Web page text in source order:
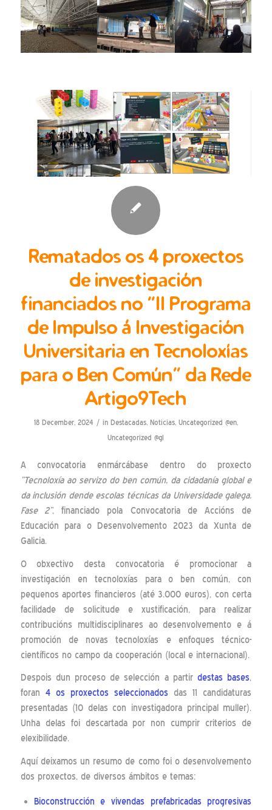
Rematados os 4 proxectos
de investigación
financiados no “II Programa
de Impulso á Investigación
Universitaria en Tecnoloxías
para o Ben Común” da Rede
Artigo9Tech
18 December, 2024 / in Destacadas, Noticias, Uncategorized @en,
Uncategorized @gl
A convocatoria enmárcábase dentro do proxecto
“Tecnoloxía ao servizo do ben común, da cidadanía global e
da inclusión dende escolas técnicas da Universidade galega.
Fase 2”, financiado pola Convocatoria de Accións de
Educación para o Desenvolvemento 2023 da Xunta de
Galicia.
O obxectivo desta convocatoria é promocionar a
investigación en tecnoloxías para o ben común, con
pequenos aportes financieros (até 3.000 euros), con certa
facilidade de solicitude e xustificación, para realizar
contribucións multidisciplinares ao desenvolvemento e á
promoción de novas tecnoloxías e enfoques técnico-
científicos no campo da cooperación (local e internacional).
Despois dun proceso de selección a partirdestas bases,
foran 4 os proxectos seleccionadosdas 11 candidaturas
presentadas (10 delas con investigadora principal muller).
Unha delas foi descartada por non cumprir criterios de
elexibilidade.
Aquí deixamos un resumo de como foi o desenvolvemento
dos proxectos, de diversos ámbitos e temas:
Bioconstrucción e vivendas prefabricadas progresivas